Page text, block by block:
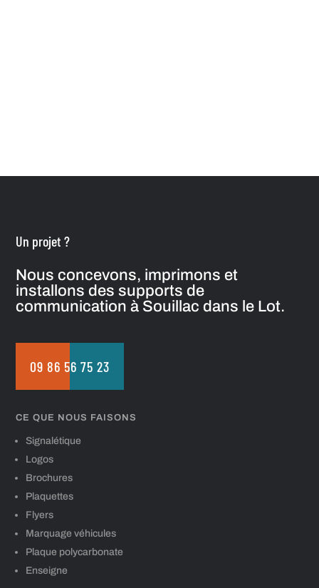
Un projet ?
Nous concevons, imprimons et
installons des supports de
communication à Souillac dans le Lot.
09 86 56 75 23
CE QUE NOUS FAISONS
Signalétique
Logos
Brochures
Plaquettes
Flyers
Marquage véhicules
Plaque polycarbonate
Enseigne